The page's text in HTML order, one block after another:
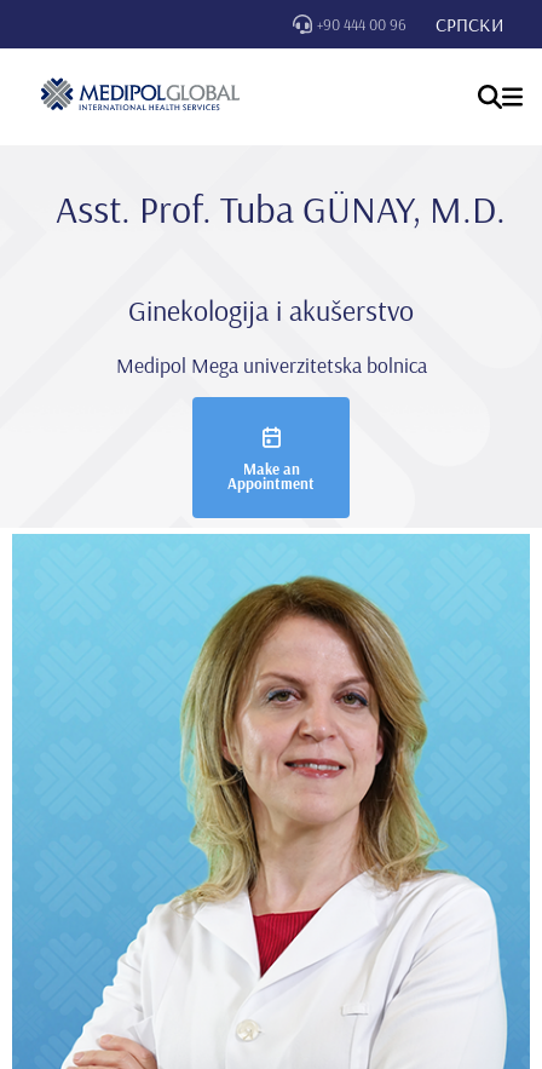
+90 444 00 96 СРПСКИ
Asst. Prof. Tuba GÜNAY, M.D.
Ginekologija i akušerstvo
Medipol Mega univerzitetska bolnica
Make an
Appointment